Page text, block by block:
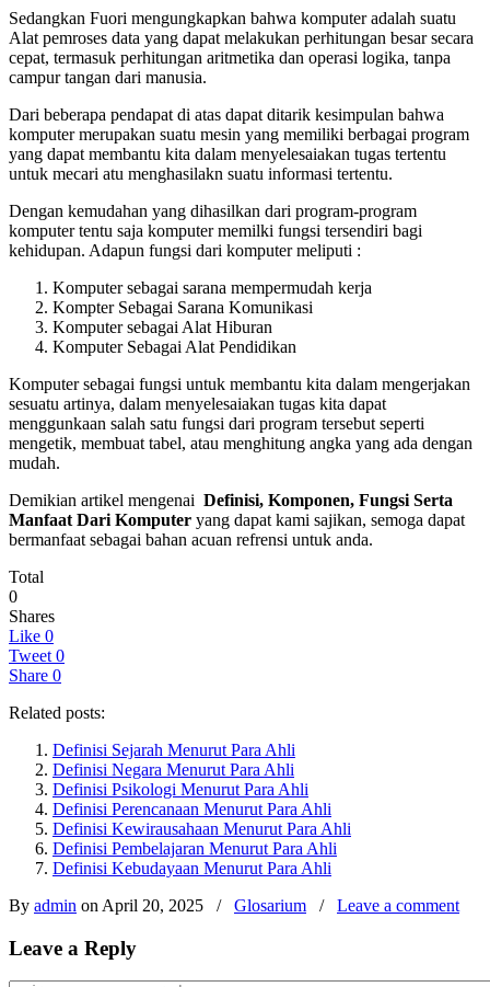
Sedangkan Fuori mengungkapkan bahwa komputer adalah suatu
Alat pemroses data yang dapat melakukan perhitungan besar secara
cepat, termasuk perhitungan aritmetika dan operasi logika, tanpa
campur tangan dari manusia.
Dari beberapa pendapat di atas dapat ditarik kesimpulan bahwa
komputer merupakan suatu mesin yang memiliki berbagai program
yang dapat membantu kita dalam menyelesaiakan tugas tertentu
untuk mecari atu menghasilakn suatu informasi tertentu.
Dengan kemudahan yang dihasilkan dari program-program
komputer tentu saja komputer memilki fungsi tersendiri bagi
kehidupan. Adapun fungsi dari komputer meliputi :
Komputer sebagai sarana mempermudah kerja
Kompter Sebagai Sarana Komunikasi
Komputer sebagai Alat Hiburan
Komputer Sebagai Alat Pendidikan
Komputer sebagai fungsi untuk membantu kita dalam mengerjakan
sesuatu artinya, dalam menyelesaiakan tugas kita dapat
menggunkaan salah satu fungsi dari program tersebut seperti
mengetik, membuat tabel, atau menghitung angka yang ada dengan
mudah.
Demikian artikel mengenai Definisi, Komponen, Fungsi Serta
Manfaat Dari Komputer yang dapat kami sajikan, semoga dapat
bermanfaat sebagai bahan acuan refrensi untuk anda.
Total
0
Shares
Like 0
Tweet 0
Share 0
Related posts:
Definisi Sejarah Menurut Para Ahli
Definisi Negara Menurut Para Ahli
Definisi Psikologi Menurut Para Ahli
Definisi Perencanaan Menurut Para Ahli
Definisi Kewirausahaan Menurut Para Ahli
Definisi Pembelajaran Menurut Para Ahli
Definisi Kebudayaan Menurut Para Ahli
By admin on April 20, 2025 / Glosarium / Leave a comment
Leave a Reply